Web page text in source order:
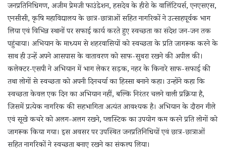
जनप्रतिनिधिगण, अजीम प्रेमजी फाउंडेशन, हसदेव के हीरो के वालिंटियर्स, एनएसएस,
एनसीसी, कृषि महाविद्यालय के छात्र-छात्राओं सहित नागरिकों ने उत्साहपूर्वक भाग
लिया एवं विभिन्न स्थानों पर सफाई कार्य करते हुए स्वच्छता का संदेश जन-जन तक
पहुंचाया। अभियान के माध्यम से शहरवासियों को स्वच्छता के प्रति जागरूक करने के
साथ ही उन्हें अपने आसपास के वातावरण को साफ-सुथरा रखने की अपील की।
कलेक्टर-एसपी ने अभियान में भाग लेकर सड़क, नहर के किनारे साफ-सफाई की
तथा लोगों से स्वच्छता को अपनी दिनचर्या का हिस्सा बनाने कहा। उन्होंने कहा कि
स्वच्छता केवल एक दिन का अभियान नहीं, बल्कि निरंतर चलने वाली प्रक्रिया है,
जिसमें प्रत्येक नागरिक की सहभागिता अत्यंत आवश्यक है। अभियान के दौरान गीले
एवं सूखे कचरे को अलग-अलग रखने, प्लास्टिक का उपयोग कम करने प्रति लोगों को
जागरूक किया गया। इस अवसर पर उपस्थित जनप्रतिनिधियों एवं छात्र-छात्राओं
सहित नागरिकों ने स्वच्छता बनाए रखने का संकल्प लिया।